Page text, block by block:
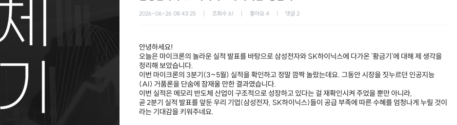
2026-06-26 08:43:25 조회수 61 좋아요 4 댓글 2
안녕하세요!
오늘은 마이크론의 놀라운 실적 발표를 바탕으로 삼성전자와 SK하이닉스에 다가온 '황금기'에 대해 제 생각을
정리해 보았습니다.
이번 마이크론의 3분기(3~5월) 실적을 확인하고 정말 깜짝 놀랐는데요. 그동안 시장을 짓누르던 인공지능
(AI) 거품론을 단숨에 잠재울 만한 결과였습니다.
이번 실적은 메모리 반도체 산업이 구조적으로 성장하고 있다는 걸 재확인시켜 주었을 뿐만 아니라,
곧 2분기 실적 발표를 앞둔 우리 기업(삼성전자, SK하이닉스)들이 공급 부족에 따른 수혜를 엄청나게 누릴 것이
라는 기대감을 키워주네요.